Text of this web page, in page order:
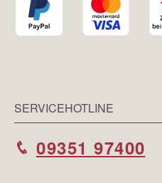
SERVICEHOTLINE
09351 97400